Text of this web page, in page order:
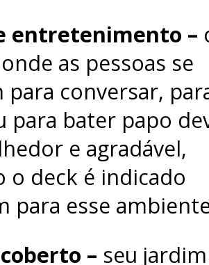
entretenimento –
as pessoas se
para conversar,
para bater papo
e agradável,
o deck é indicado
para esse
– seu jardim